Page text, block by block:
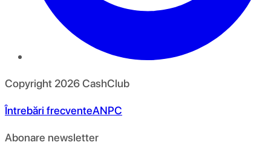
Copyright 2026CashClub
Întrebări frecventeANPC
Abonare newsletter